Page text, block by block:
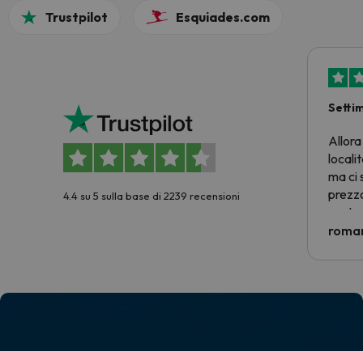
Trustpilot Esquiades.com
4.4 su 5 sulla base di 2239 recensioni
Allora
ma ci